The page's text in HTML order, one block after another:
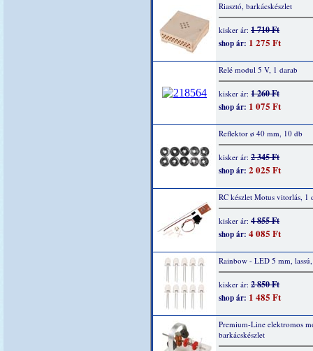
Riasztó, barkácskészlet
kisker ár: 1 710 Ft
shop ár: 1 275 Ft
Relé modul 5 V, 1 darab
kisker ár: 1 260 Ft
shop ár: 1 075 Ft
Reflektor ø 40 mm, 10 db
kisker ár: 2 345 Ft
shop ár: 2 025 Ft
RC készlet Motus vitorlás, 1
kisker ár: 4 855 Ft
shop ár: 4 085 Ft
Rainbow - LED 5 mm,
kisker ár: 2 850 Ft
shop ár: 1 485 Ft
Premium-Line elektromos
barkácskészlet